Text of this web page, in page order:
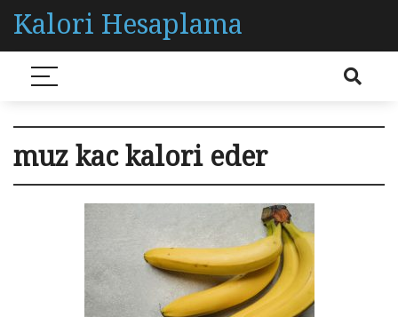
Kalori Hesaplama
muz kac kalori eder